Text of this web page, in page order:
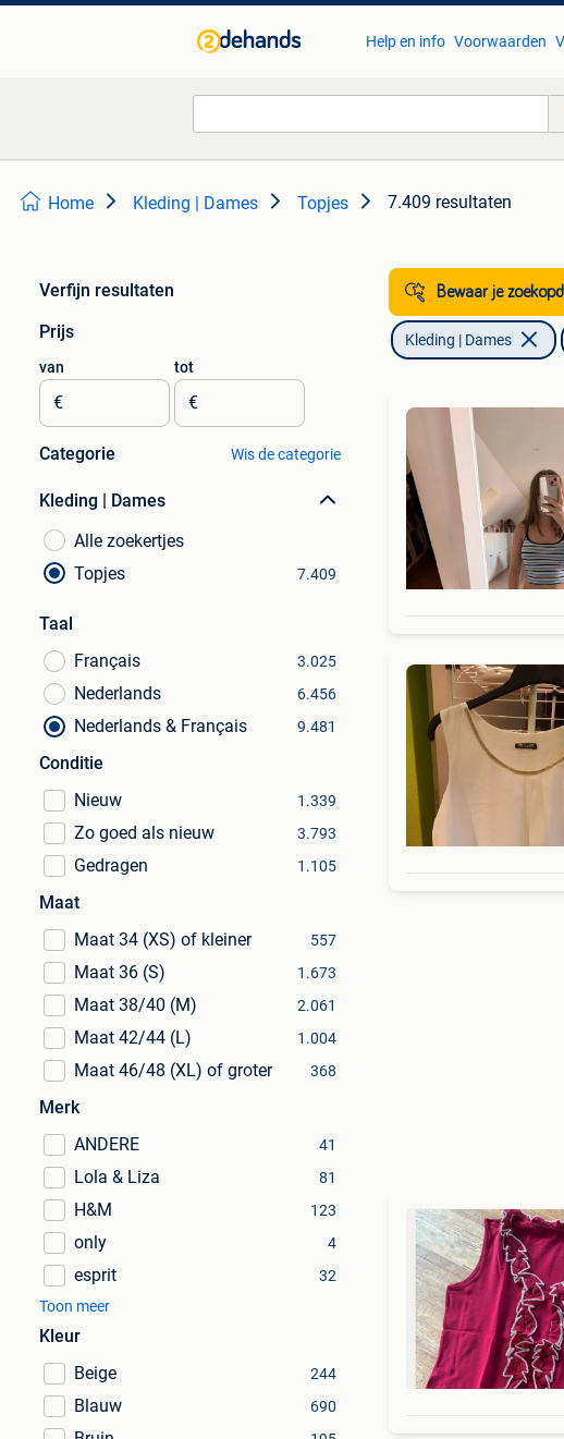
Help en info Voorwaarden
Home Kleding | Dames Topjes 7.409 resultaten
Verfijn resultaten
Prijs
van
€
tot
€
Categorie Wis de categorie
Kleding | Dames
Alle zoekertjes
Topjes
7.409
Taal
Français
3.025
Nederlands 6.456
Nederlands & Français 9.481
Conditie
Nieuw
1.339
Zo goed als nieuw 3.793
Gedragen 1.105
Maat
Maat 34 (XS) of kleiner
557
Maat 36 (S) 1.673
Maat 38/40 (M) 2.061
Maat 42/44 (L) 1.004
Maat 46/48 (XL) of groter 368
Merk
ANDERE
41
Lola & Liza 81
H&M 123
only 4
esprit
32
Toon meer
Kleur
Beige
244
Blauw 690
Bewaar je
Kleding | Dames